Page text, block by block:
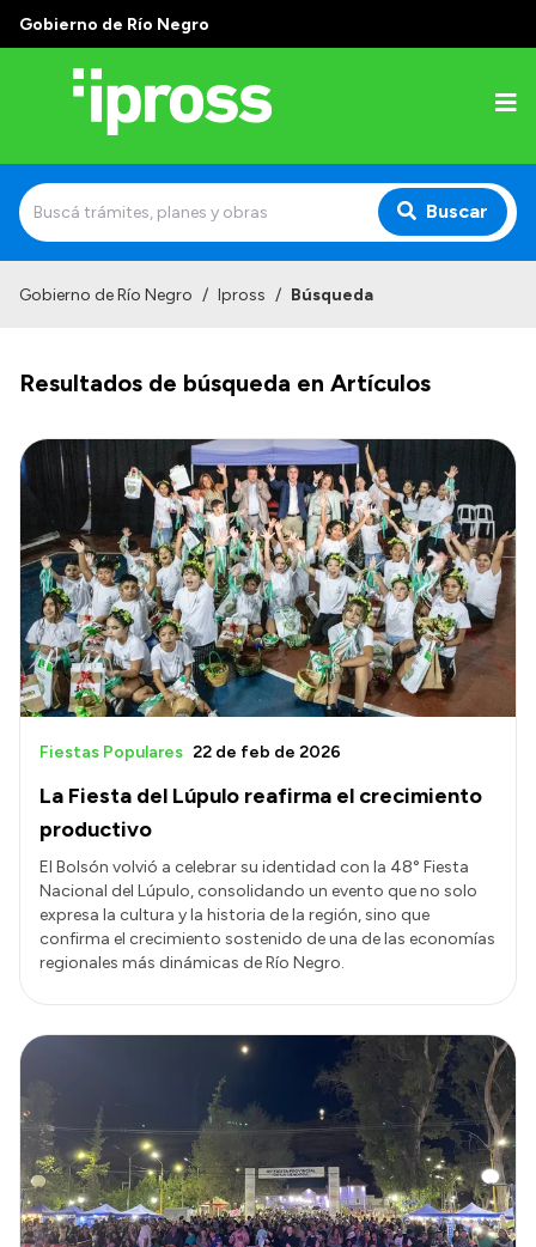
Gobierno de Río Negro
Buscar
¿Qué es IPROSS?
Autoridades
Delegaciones
Consultorios Propios
Presentación CV
Transparencia
Inversión en Salud
Licitaciones
Gobierno de Río Negro / Ipross / Búsqueda
Resultados de búsqueda en Artículos
La Fiesta del Lúpulo reafirma el crecimiento
productivo
Fiestas Populares 22 de feb de 2026
El Bolsón volvió a celebrar su identidad con la 48° Fiesta
Nacional del Lúpulo, consolidando un evento que no solo
expresa la cultura y la historia de la región, sino que
confirma el crecimiento sostenido de una de las economías
regionales más dinámicas de Río Negro.